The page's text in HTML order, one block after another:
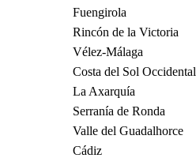
Fuengirola
Rincón de la Victoria
Vélez-Málaga
Costa del Sol Occidental
La Axarquía
Serranía de Ronda
Valle del Guadalhorce
Cádiz